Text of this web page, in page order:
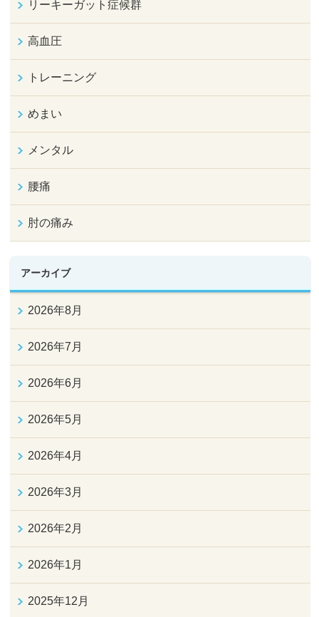
リーキーガット症候群
高血圧
トレーニング
めまい
メンタル
腰痛
肘の痛み
アーカイブ
2026年8月
2026年7月
2026年6月
2026年5月
2026年4月
2026年3月
2026年2月
2026年1月
2025年12月